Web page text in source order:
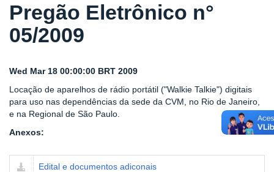
Pregão Eletrônico n°
05/2009
Wed Mar 18 00:00:00 BRT 2009
Locação de aparelhos de rádio portátil ("Walkie Talkie") digitais
para uso nas dependências da sede da CVM, no Rio de Janeiro,
e na Regional de São Paulo.
Anexos:
Edital e documentos adiconais